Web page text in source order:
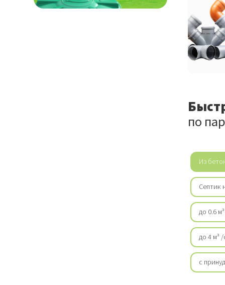
по
Из
Септик
до 0.6
до 4 м³
с